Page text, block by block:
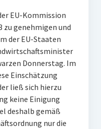
EU-Kommission
zu genehmigen und
der EU-Staaten
Donnerstag. Im
Einschätzung
ließ sich hierzu
keine Einigung
deshalb gemäß
nur die